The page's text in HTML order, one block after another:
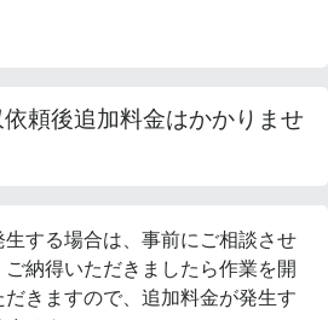
頼後追加料金はかかりませ
する場合は、事前にご相談させ
ご納得いただきましたら作業を開
きますので、追加料金が発生す